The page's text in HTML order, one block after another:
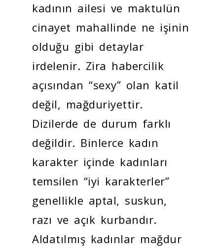
kadının ailesi ve maktulün
cinayet mahallinde ne işinin
olduğu gibi detaylar
irdelenir. Zira habercilik
açısından “sexy” olan katil
değil, mağduriyettir.
Dizilerde de durum farklı
değildir. Binlerce kadın
karakter içinde kadınları
temsilen “iyi karakterler”
genellikle aptal, suskun,
razı ve açık kurbandır.
Aldatılmış kadınlar mağdur